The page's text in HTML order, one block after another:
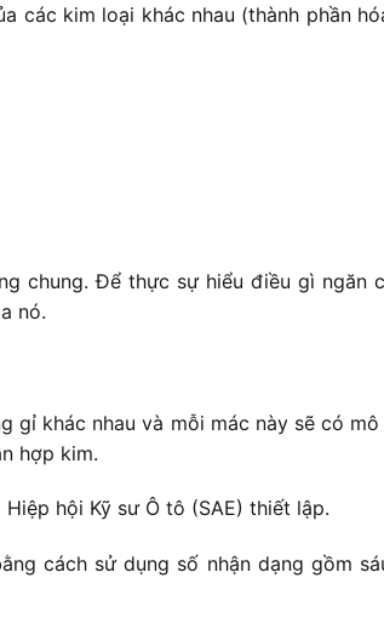
các kim loại khác nhau (thành phần
chung. Để thực sự hiểu điều gì ngăn
nó.
gỉ khác nhau và mỗi mác này sẽ có
hợp kim.
hội Kỹ sư Ô tô (SAE) thiết lập.
cách sử dụng số nhận dạng gồm